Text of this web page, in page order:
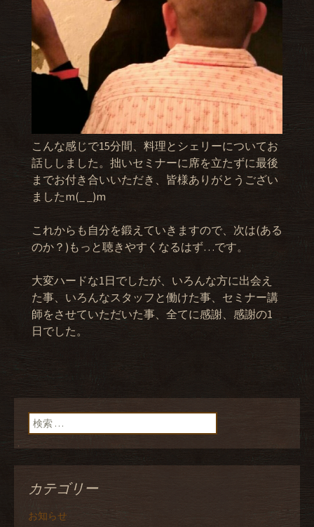
こんな感じで15分間、料理とシェリーについてお
話ししました。拙いセミナーに席を立たずに最後
までお付き合いいただき、皆様ありがとうござい
ましたm(_ _)m
これからも自分を鍛えていきますので、次は(ある
のか？)もっと聴きやすくなるはず…です。
大変ハードな1日でしたが、いろんな方に出会え
た事、いろんなスタッフと働けた事、セミナー講
師をさせていただいた事、全てに感謝、感謝の1
日でした。
検索:
カテゴリー
お知らせ